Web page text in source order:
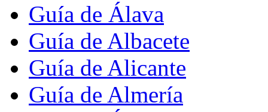
Guía de Álava
Guía de Albacete
Guía de Alicante
Guía de Almería